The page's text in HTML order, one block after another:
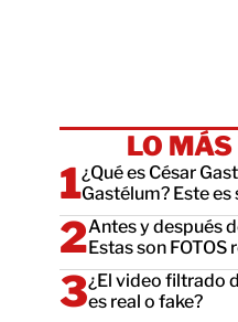
LO
¿Qué es César
Gastélum? Este
Antes y después
Estas son FOTOS
¿El video filtrado
es real o fake?